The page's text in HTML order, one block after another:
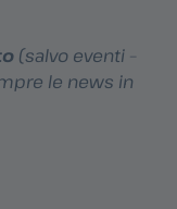
(salvo eventi –
le news in